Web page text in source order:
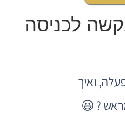
לכניסה
ואיך
? 😃